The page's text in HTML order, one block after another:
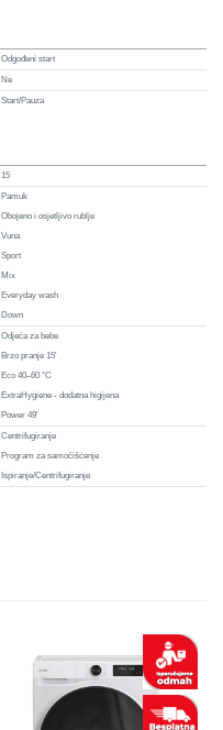
Odgođeni start
Ne
Start/Pauza
15
Pamuk
Obojeno i osjetljivo rublje
Vuna
Sport
Mix
Everyday wash
Down
Odjeća za bebe
Brzo pranje 15'
Eco 40–60 °C
ExtraHygiene - dodatna higijena
Power 49'
Centrifugiranje
Program za samočišćenje
Ispiranje/Centrifugiranje